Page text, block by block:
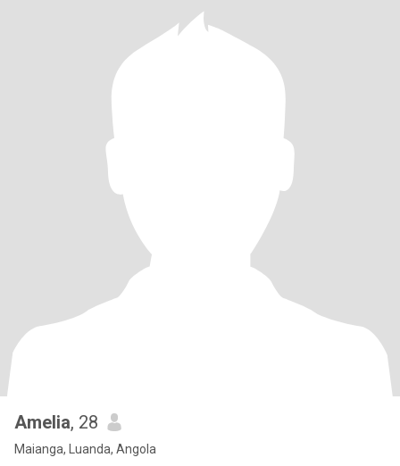
Amelia, 28
Maianga, Luanda, Angola